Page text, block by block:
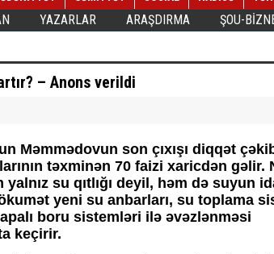
YAZARLAR ARAŞDIRMA ŞOU-
– Anons verildi
Məmmədovun son çıxışı diqqət
təxminən 70 faizi xaricdən gəlir.
su qıtlığı deyil, həm də suyun
yeni su anbarları, su toplama
boru sistemləri ilə əvəzlənməsi
keçirir.